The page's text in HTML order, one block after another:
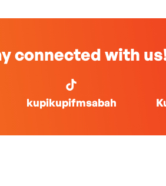
connected with
kupikupifmsabah